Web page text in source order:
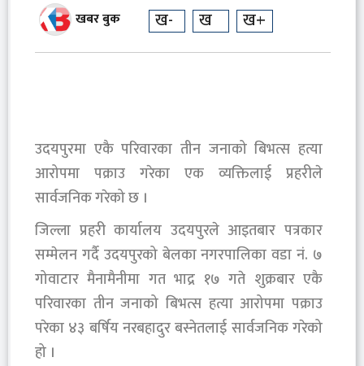
खबर बुक ख- ख ख+
उदयपुरमा एकै परिवारका तीन जनाको बिभत्स हत्या
आरोपमा पक्राउ गरेका एक व्यक्तिलाई प्रहरीले
सार्वजनिक गरेको छ ।
जिल्ला प्रहरी कार्यालय उदयपुरले आइतबार पत्रकार
सम्मेलन गर्दै उदयपुरको बेलका नगरपालिका वडा नं. ७
गोवाटार मैनामैनीमा गत भाद्र १७ गते शुक्रबार एकै
परिवारका तीन जनाको बिभत्स हत्या आरोपमा पक्राउ
परेका ४३ बर्षिय नरबहादुर बस्नेतलाई सार्वजनिक गरेको
हो ।